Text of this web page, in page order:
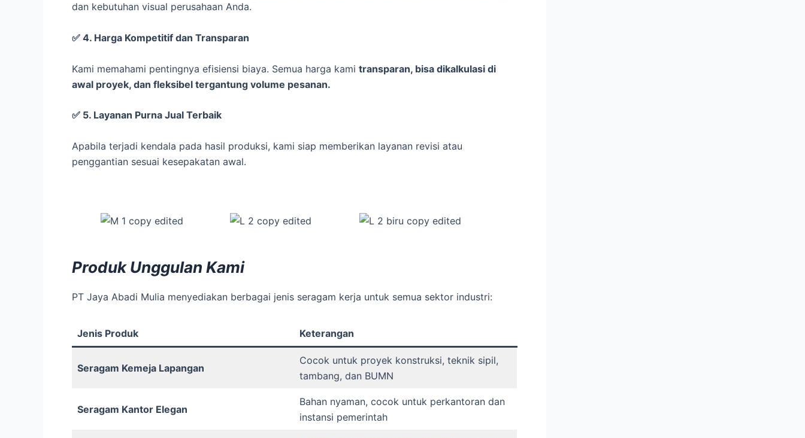
dan kebutuhan visual perusahaan Anda.
✅ 4. Harga Kompetitif dan Transparan
Kami memahami pentingnya efisiensi biaya. Semua harga kami transparan, bisa dikalkulasi di
awal proyek, dan fleksibel tergantung volume pesanan.
✅ 5. Layanan Purna Jual Terbaik
Apabila terjadi kendala pada hasil produksi, kami siap memberikan layanan revisi atau
penggantian sesuai kesepakatan awal.
Produk Unggulan Kami
PT Jaya Abadi Mulia menyediakan berbagai jenis seragam kerja untuk semua sektor industri:
Jenis Produk Keterangan
Seragam Kemeja Lapangan
Cocok untuk proyek konstruksi, teknik sipil,
tambang, dan BUMN
Seragam Kantor Elegan
Bahan nyaman, cocok untuk perkantoran dan
instansi pemerintah